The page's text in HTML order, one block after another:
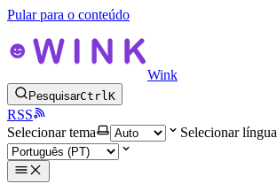
Pular para o conteúdo
Wink
PesquisarCtrlK
RSS
Selecionar tema
Selecionar língua